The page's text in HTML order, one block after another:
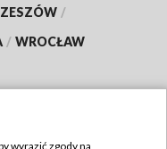
/
/ WROCŁAW
wyrazić zgody na